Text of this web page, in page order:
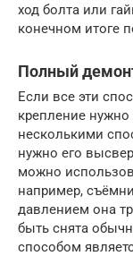
ход болта или
конечном итоге
Полный
Если все эти
крепление нужно
несколькими
нужно его
можно
например,
давлением она
быть снята
способом